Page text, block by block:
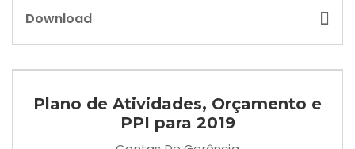
Download
Plano de Atividades, Orçamento e
PPI para 2019